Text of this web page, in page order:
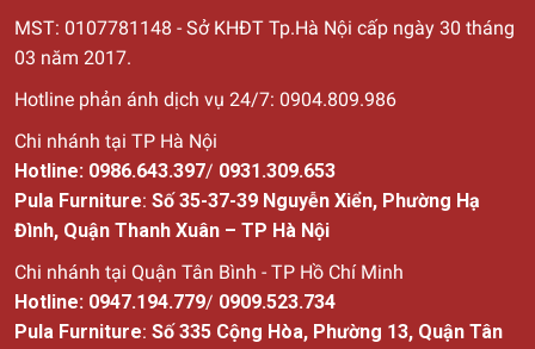
MST: 0107781148 - Sở KHĐT Tp.Hà Nội cấp ngày 30 tháng
03 năm 2017.
Hotline phản ánh dịch vụ 24/7: 0904.809.986
Chi nhánh tại TP Hà Nội
Hotline: 0986.643.397/ 0931.309.653
Pula Furniture: Số 35-37-39 Nguyễn Xiển, Phường Hạ
Đình, Quận Thanh Xuân – TP Hà Nội
Chi nhánh tại Quận Tân Bình - TP Hồ Chí Minh
Hotline: 0947.194.779/ 0909.523.734
Pula Furniture: Số 335 Cộng Hòa, Phường 13, Quận Tân